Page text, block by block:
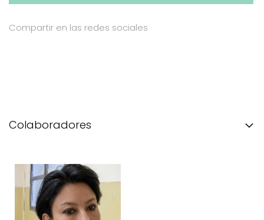
Compartir en las redes sociales
Colaboradores